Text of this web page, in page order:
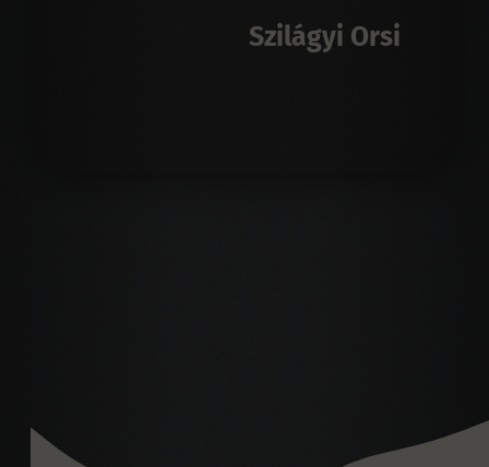
Szilágyi Orsi